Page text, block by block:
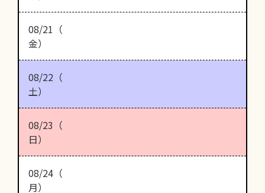
08/21（
金）
08/22（
土）
08/23（
日）
08/24（
月）